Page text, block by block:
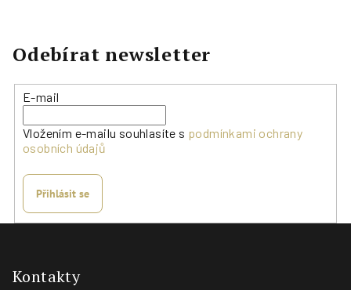
Odebírat newsletter
E-mail
Vložením e-mailu souhlasíte s podmínkami ochrany
osobních údajů
Přihlásit se
Kontakty